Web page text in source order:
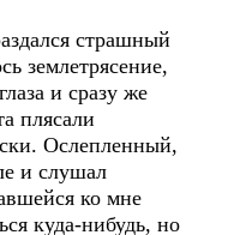
страшный
землетрясение,
и сразу же
плясали
Ослепленный,
и слушал
ко мне
куда-нибудь, но